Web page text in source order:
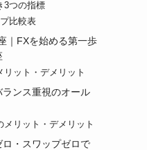
3つの指標
比較表
｜FXを始める第一歩
ット・デメリット
ンス重視のオール
メリット・デメリット
・スワップゼロで